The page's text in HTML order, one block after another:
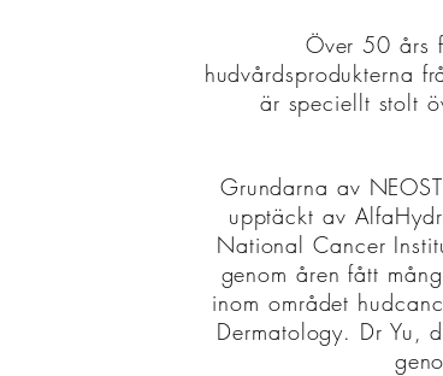
Över 50 års
hudvårdsprodukterna
är speciellt stolt
Grundarna av
upptäckt av
National Cancer
genom åren fått
inom området
Dermatology. Dr Yu,